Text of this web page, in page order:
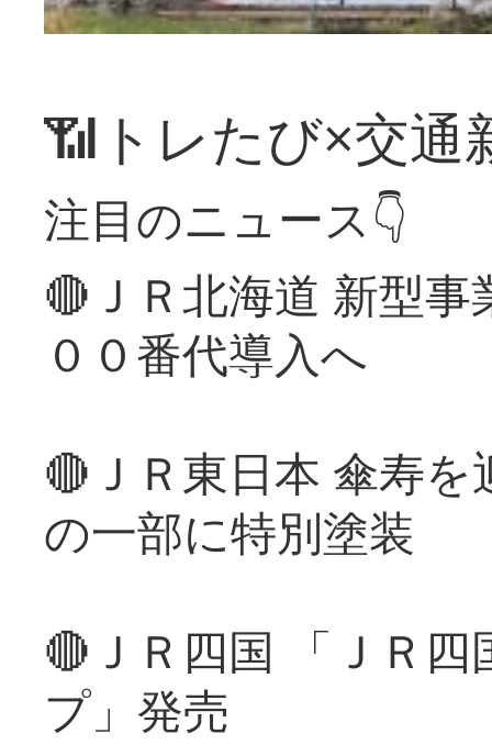
📶トレたび×交通
注目のニュース👇
🔴ＪＲ北海道 新型
００番代導入へ
🔴ＪＲ東日本 傘寿
の一部に特別塗装
🔴ＪＲ四国 「ＪＲ
プ」発売